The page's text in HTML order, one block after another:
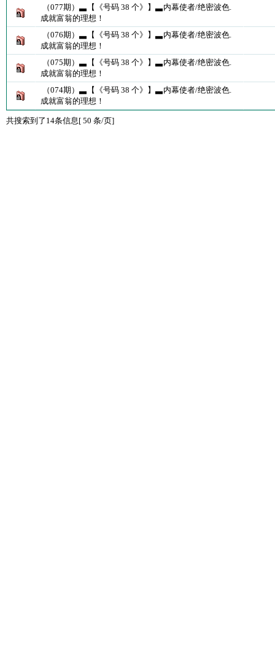
（077期）▃【《号码 38 个》】▃内幕使者/绝密波色.
成就富翁的理想！
（076期）▃【《号码 38 个》】▃内幕使者/绝密波色.
成就富翁的理想！
（075期）▃【《号码 38 个》】▃内幕使者/绝密波色.
成就富翁的理想！
（074期）▃【《号码 38 个》】▃内幕使者/绝密波色.
成就富翁的理想！
共搜索到了14条信息[ 50 条/页]